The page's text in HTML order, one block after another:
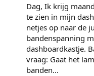
Dag, Ik krijg
te zien in mijn
netjes op naar de
bandenspanning
dashboardkastje.
vraag: Gaat het
banden...